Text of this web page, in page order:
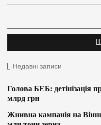
Недавні записи
Голова БЕБ: детінізація
млрд грн
Жнивна кампанія на